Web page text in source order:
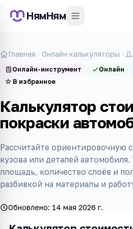
НямНям
Главная Онлайн калькуляторы
Онлайн-инструмент Онлайн
☆ В избранное
Калькулятор
покраски
Рассчитайте ориентировочную
кузова или деталей
площадь, количество слоёв и
разбивкой на материалы и
Обновлено: 14 мая 2026 г.